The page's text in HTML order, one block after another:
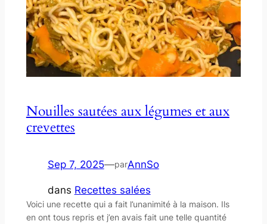
Nouilles sautées aux légumes et aux
crevettes
Sep 7, 2025—parAnnSo
dans Recettes salées
Voici une recette qui a fait l’unanimité à la maison. Ils
en ont tous repris et j’en avais fait une telle quantité